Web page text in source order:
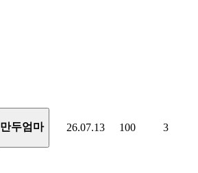
만두엄마 26.07.13 100 3